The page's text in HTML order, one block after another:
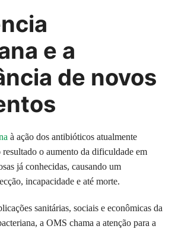
e a
de novos
à ação dos antibióticos atualmente
o aumento da dificuldade em
já conhecidas, causando um
incapacidade e até morte.
sanitárias, sociais e econômicas da
a OMS chama a atenção para a